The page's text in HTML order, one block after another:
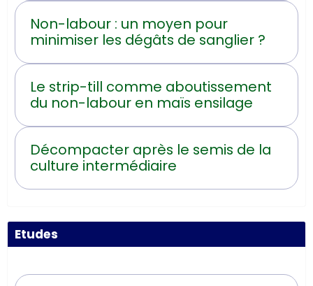
Non-labour : un moyen pour
minimiser les dégâts de sanglier ?
Le strip-till comme aboutissement
du non-labour en maïs ensilage
Décompacter après le semis de la
culture intermédiaire
Etudes